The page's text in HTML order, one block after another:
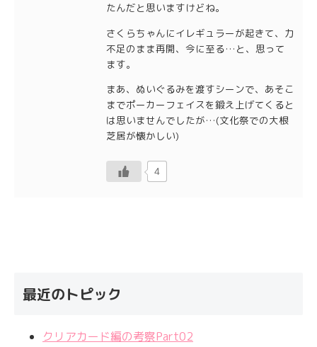
たんだと思いますけどね。
さくらちゃんにイレギュラーが起きて、力
不足のまま再開、今に至る…と、思って
ます。
まあ、ぬいぐるみを渡すシーンで、あそこ
までポーカーフェイスを鍛え上げてくると
は思いませんでしたが…(文化祭での大根
芝居が懐かしい)
4
最近のトピック
クリアカード編の考察Part02